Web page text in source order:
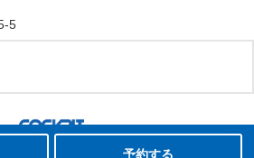
5
312TOYOOKA.All rights reserved.
予約する